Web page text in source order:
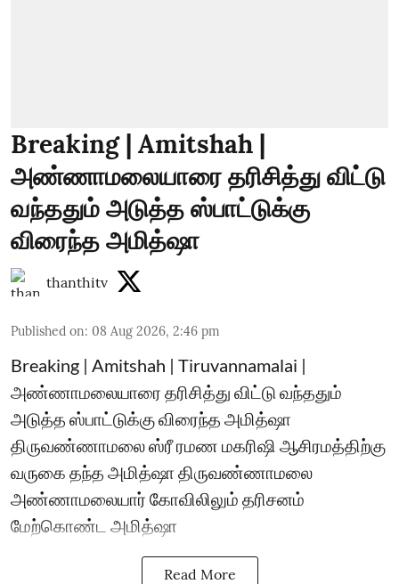
Breaking | Amitshah |
அண்ணாமலையாரை தரிசித்து விட்டு
வந்ததும் அடுத்த ஸ்பாட்டுக்கு
விரைந்த அமித்ஷா
thanthitv
Published on: 08 Aug 2026, 2:46 pm
Breaking | Amitshah | Tiruvannamalai |
அண்ணாமலையாரை தரிசித்து விட்டு வந்ததும்
அடுத்த ஸ்பாட்டுக்கு விரைந்த அமித்ஷா
திருவண்ணாமலை ஸ்ரீ ரமண மகரிஷி ஆசிரமத்திற்கு
வருகை தந்த அமித்ஷா திருவண்ணாமலை
அண்ணாமலையார் கோவிலிலும் தரிசனம்
மேற்கொண்ட அமித்ஷா
Read More